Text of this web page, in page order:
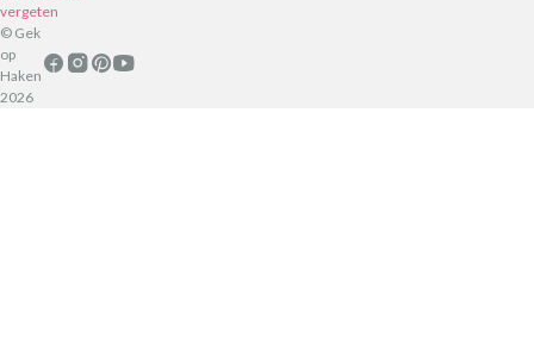
vergeten
© Gek
op
Haken
2026